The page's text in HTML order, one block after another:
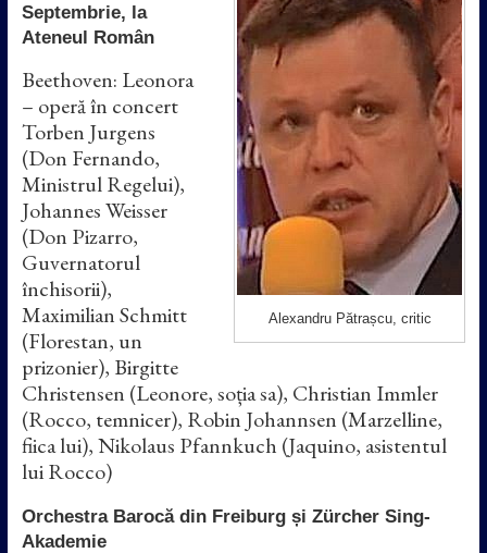
Alexandru Pătrașcu, critic
Septembrie, la
Ateneul Român
Beethoven: Leonora
– operă în concert
Torben Jurgens
(Don Fernando,
Ministrul Regelui),
Johannes Weisser
(Don Pizarro,
Guvernatorul
închisorii),
Maximilian Schmitt
(Florestan, un
prizonier), Birgitte
Christensen (Leonore, soția sa), Christian Immler
(Rocco, temnicer), Robin Johannsen (Marzelline,
fiica lui), Nikolaus Pfannkuch (Jaquino, asistentul
lui Rocco)
Orchestra Barocă din Freiburg și Zürcher Sing-
Akademie